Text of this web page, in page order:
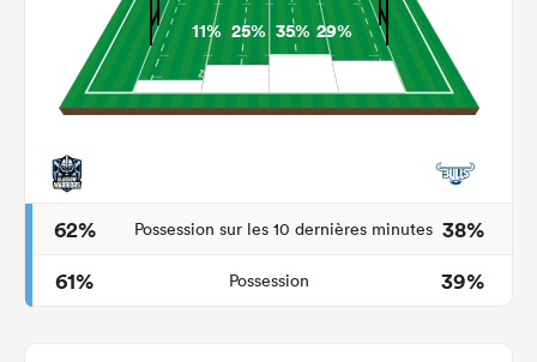
11% 25% 35% 29%
62% Possession sur les 10 dernières minutes 38%
61%
Possession 39%